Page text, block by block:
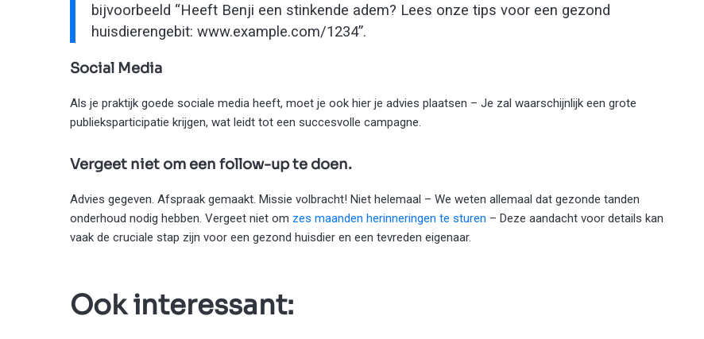
bijvoorbeeld “Heeft Benji een stinkende adem? Lees onze tips voor een gezond
huisdierengebit: www.example.com/1234”.
Social Media
Als je praktijk goede sociale media heeft, moet je ook hier je advies plaatsen – Je zal waarschijnlijk een grote
publieksparticipatie krijgen, wat leidt tot een succesvolle campagne.
Vergeet niet om een follow-up te doen.
Advies gegeven. Afspraak gemaakt. Missie volbracht! Niet helemaal – We weten allemaal dat gezonde tanden
onderhoud nodig hebben. Vergeet niet om zes maanden herinneringen te sturen – Deze aandacht voor details kan
vaak de cruciale stap zijn voor een gezond huisdier en een tevreden eigenaar.
Ook interessant: